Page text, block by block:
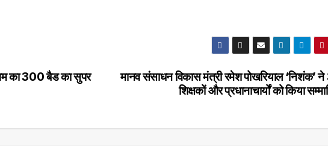
मानव संसाधन विकास मंत्री रमेश पोखरियाल ‘निशंक’
शिक्षकों और प्रधानाचार्यों को किया
का 300 बैड का सुपर